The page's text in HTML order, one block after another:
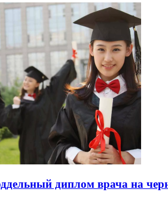
диплом врача на